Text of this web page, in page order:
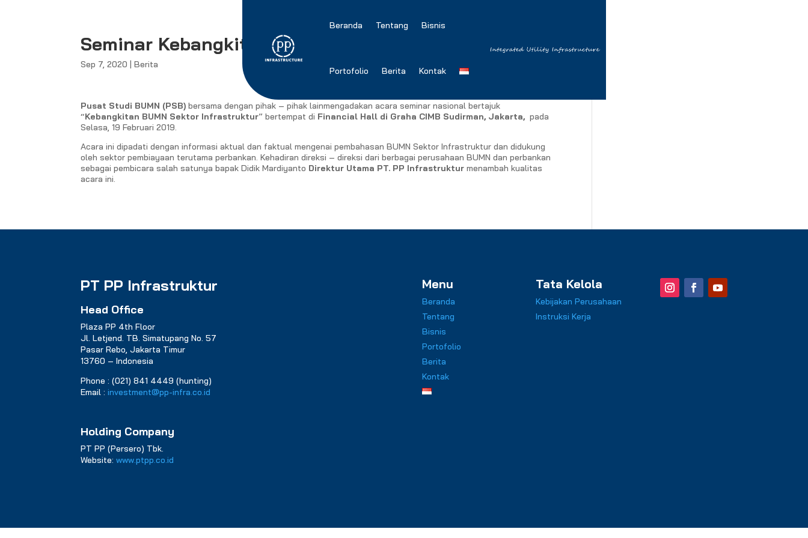
Beranda Tentang Bisnis
Portofolio Berita Kontak
Seminar Kebangkitan BUMN Sektor Infrastruktur
Sep 7, 2020 |Berita
Pusat Studi BUMN (PSB) bersama dengan pihak – pihak lainmengadakan acara seminar nasional bertajuk
“Kebangkitan BUMN Sektor Infrastruktur” bertempat di Financial Hall di Graha CIMB Sudirman, Jakarta,pada
Selasa, 19 Februari 2019.
Acara ini dipadati dengan informasi aktual dan faktual mengenai pembahasan BUMN Sektor Infrastruktur dan didukung
oleh sektor pembiayaan terutama perbankan. Kehadiran direksi – direksi dari berbagai perusahaan BUMN dan perbankan
sebagai pembicara salah satunya bapak Didik Mardiyanto Direktur Utama PT. PP Infrastruktur menambah kualitas
acara ini.
PT PP Infrastruktur
Head Office
Plaza PP 4th Floor
Jl. Letjend. TB. Simatupang No. 57
Pasar Rebo, Jakarta Timur
13760 – Indonesia
Phone : (021) 841 4449 (hunting)
Email :investment@pp-infra.co.id
Holding Company
PT PP (Persero) Tbk.
Website:www.ptpp.co.id
Menu
Beranda
Tentang
Bisnis
Portofolio
Berita
Kontak
Tata Kelola
Kebijakan Perusahaan
Instruksi Kerja